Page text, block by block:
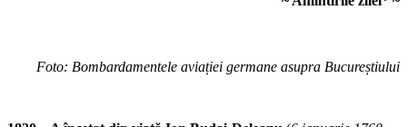
Foto: Bombardamentele aviației germane asupra Bucureștiului